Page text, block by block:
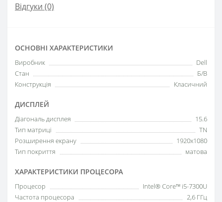
Відгуки (0)
ОСНОВНІ ХАРАКТЕРИСТИКИ
Виробник
Dell
Стан
Б/В
Конструкція
Класичний
ДИСПЛЕЙ
Діагональ дисплея
15.6
Тип матриці
TN
Розширення екрану
1920х1080
Тип покриття
матова
ХАРАКТЕРИСТИКИ ПРОЦЕСОРА
Процесор
Intel® Core™ i5-7300U
Частота процесора
2,6 ГГц